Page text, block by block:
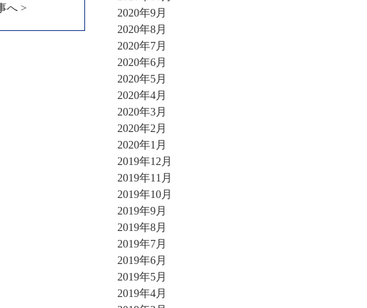
へ >
2020年9月
2020年8月
2020年7月
2020年6月
2020年5月
2020年4月
2020年3月
2020年2月
2020年1月
2019年12月
2019年11月
2019年10月
2019年9月
2019年8月
2019年7月
2019年6月
2019年5月
2019年4月